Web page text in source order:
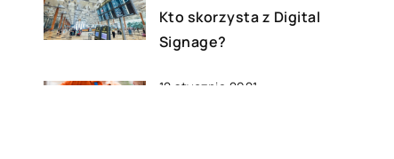
Kto skorzysta z Digital
Signage?
12 stycznia 2021